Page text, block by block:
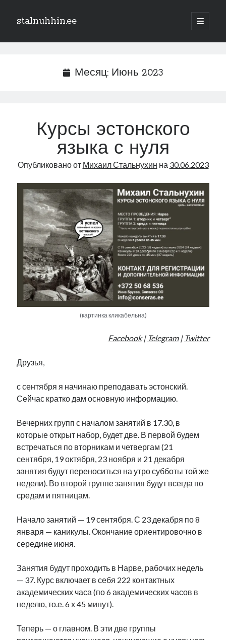
stalnuhhin.ee
отрыть
Боковая
Интеграция
Книга
Нарва и северо-восток
Обзор прессы
Образование
Парламент и правительство
Фотографии
Экономика
Эстония и Россия
Юмор
Метки
takinada андрус ансип
ансиппиада
евросоюз интервью история кабинетные истории
катри райк кая каллас книга маська нарва
памятники парад клоунов парламент партия поводырь
подкаст потеряны данные пресса программа
рийгикогу россия русский роман
русскоязычное образование сми ссср стенограмма
т.х. ильвес танк фотоотчет экономика экономика эстонии
эстония эстонский язык
mstalnuhhin@gmail.com
anton.stalnuhhin@gmail.com
Месяц: Июнь 2023
Курсы эстонского
языка с нуля
Опубликовано от Михаил Стальнухин на 30.06.2023
(картинка кликабельна)
Facebook| Telegram| Twitter
Друзья,
с сентября я начинаю преподавать эстонский.
Сейчас кратко дам основную информацию.
Вечерних групп с началом занятий в 17.30, в
которые открыт набор, будет две. В первой будем
встречаться по вторникам и четвергам (21
сентября, 19 октября, 23 ноября и 21 декабря
занятия будут переноситься на утро субботы той же
недели). Во второй группе занятия будут всегда по
средам и пятницам.
Начало занятий — 19 сентября. С 23 декабря по 8
января — каникулы. Окончание ориентировочно в
середине июня.
Занятия будут проходить в Нарве, рабочих недель
— 37. Курс включает в себя 222 контактных
академических часа (по 6 академических часов в
неделю, то.е. 6 х 45 минут).
Теперь — о главном. В эти две группы